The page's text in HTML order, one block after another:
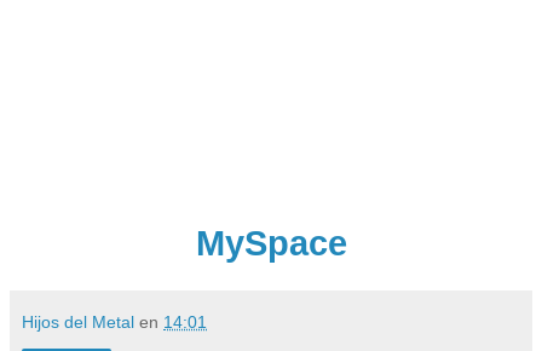
MySpace
Hijos del Metal en 14:01